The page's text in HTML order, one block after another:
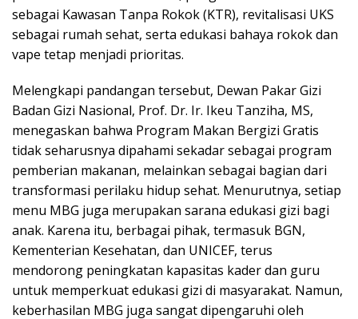
sebagai Kawasan Tanpa Rokok (KTR), revitalisasi UKS
sebagai rumah sehat, serta edukasi bahaya rokok dan
vape tetap menjadi prioritas.
Melengkapi pandangan tersebut, Dewan Pakar Gizi
Badan Gizi Nasional, Prof. Dr. Ir. Ikeu Tanziha, MS,
menegaskan bahwa Program Makan Bergizi Gratis
tidak seharusnya dipahami sekadar sebagai program
pemberian makanan, melainkan sebagai bagian dari
transformasi perilaku hidup sehat. Menurutnya, setiap
menu MBG juga merupakan sarana edukasi gizi bagi
anak. Karena itu, berbagai pihak, termasuk BGN,
Kementerian Kesehatan, dan UNICEF, terus
mendorong peningkatan kapasitas kader dan guru
untuk memperkuat edukasi gizi di masyarakat. Namun,
keberhasilan MBG juga sangat dipengaruhi oleh